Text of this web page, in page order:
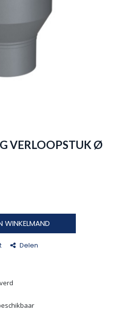
VERLOOPSTUK Ø
WINKELMAND
Delen